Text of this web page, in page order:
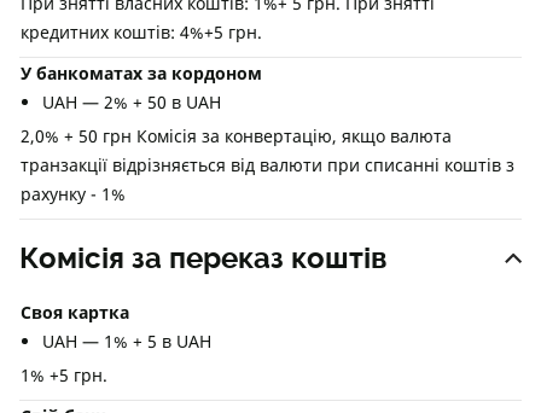
кредитних коштів: 4%+5 грн.
У банкоматах за кордоном
UAH — 2% + 50 в UAH
2,0% + 50 грн Комісія за конвертацію, якщо валюта
транзакції відрізняється від валюти при списанні коштів з
рахунку - 1%
Комісія за переказ коштів
Своя картка
UAH — 1% + 5 в UAH
1% +5 грн.